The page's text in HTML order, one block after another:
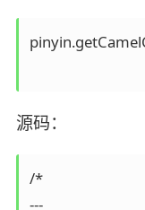
源码：
/*
---
description: Pinyin, to get chinese pinyin from chinese.
license: MIT-style
authors: Bill Lue
requires:
  core/1.2.1: '*'
provides: [Pinyin]
...
*/
//(function( window, undefined ){
// var Pinyin = new Class({
var pinyin = (function (){
  var Pinyin = function (ops){
    this.initialize(ops);
  },
  options = {
    checkPolyphone: false,
    charcase: 'default'
  };
  Pinyin.fn = Pinyin.prototype = {
    init: function (ops){
      this.options = extend(options, ops);
    },
    initialize: function(ops){
      this.init(ops);
      this.char_dict = "YDYQSXMWZSSXJBYMGCCZQPSSQBYCDSCDQLDYLYBSSJGYZZJJFKCCLZDHWDWZJLJPFYYNWJJTMYHZWZHFLZPPQHGSCYYYNJQYXXGJHHSDSJNKKTMOMLCRXYPSNQSECCQZGGLLYJLMYZZSECYKYYHQWJSSGGYXYZYJWWKDJHYCHMYXJTLXJYQBYXZLDWRDJRWYSRLDZJPCBZJJBRCFTLECZSTZFXXZHTRQHYBDLYCZSSYMMRFMYQZPWWJJYFCRWFDFZQPYDDWYXKYJAWJFFXYPSFTZYHHYZYSWCJYXSCLCXXWZZXNBGNNXBXLZSZSBSGPYSYZDHMDZBQBZCWDZZYYTZHBTSYYBZGNTNXQYWQSKBPHHLXGYBFMJEBJHHGQTJCYSXSTKZHLYCKGLYSMZXYALMELDCCXGZYRJXSDLTYZCQKCNNJWHJTZZCQLJSTSTBNXBTYXCEQXGKWJYFLZQLYHYXSPSFXLMPBYSXXXYDJCZYLLLSJXFHJXPJBTFFYABYXBHZZBJYZLWLCZGGBTSSMDTJZXPTHYQTGLJSCQFZKJZJQNLZWLSLHDZBWJNCJZYZSQQYCQYRZCJJWYBRTWPYFTWEXCSKDZCTBZHYZZYYJXZCFFZZMJYXXSDZZOTTBZLQWFCKSZSXFYRLNYJMBDTHJXSQQCCSBXYYTSYFBXDZTGBCNSLCYZZPSAZYZZSCJCSHZQYDXLBPJLLMQXTYDZXSQJTZPXLCGLQTZWJBHCTSYJSFXYEJJTLBGXSXJMYJQQPFZASYJNTYDJXKJCDJSZCBARTDCLYJQMWNQNCLLLKBYBZZSYHQQLTWLCCXTXLLZNTYLNEWYZYXCZXXGRKRMTCNDNJTSYYSSDQDGHSDBJGHRWRQLYBGLXHLGTGXBQJDZPYJSJYJCTMRNYMGRZJCZGJMZMGXMPRYXKJNYMSGMZJYMKMFXMLDTGFBHCJHKYLPFMDXLQJJSMTQGZSJLQDLDGJYCALCMZCSDJLLNXDJFFFFJCZFMZFFPFKHKGDPSXKTACJDHHZDDCRRCFQYJKQCCWJDXHWJLYLLZGCFCQDSMLZPBJJPLSBCJGGDCKKDEZSQCCKJGCGKDJTJDLZYCXKLQSCGJCLTFPCQCZGWPJDQYZJJBYJHSJDZWGFSJGZKQCCZLLPSPKJGQJHZZLJPLGJGJJTHJJYJZCZMLZLYQBGJWMLJKXZDZNJQSYZMLJLLJKYWXMKJLHSKJGBMCLYYMKXJQLBMLLKMDXXKWYXYSLMLPSJQQJQXYXFJTJDXMXXLLCXQBSYJBGWYMBGGBCYXPJYGPEPFGDJGBHBNSQJYZJKJKHXQFGQZKFHYGKHDKLLSDJQXPQYKYBNQSXQNSZSWHBSXWHXWBZZXDMNSJBSBKBBZKLYLXGWXDRWYQZMYWSJQLCJXXJXKJEQXSCYETLZHLYYYSDZPAQYZCMTLSHTZCFYZYXYLJSDCJQAGYSLCQLYYYSHMRQQKLDXZSCSSSYDYCJYSFSJBFRSSZQSBXXPXJYSDRCKGJLGDKZJZBDKTCSYQPYHSTCLDJDHMXMCGXYZHJDDTMHLTXZXYLYMOHYJCLTYFBQQXPFBDFHHTKSQHZYYWCNXXCRWHOWGYJLEGWDQCWGFJYCSNTMYTOLBYGWQWESJPWNMLRYDZSZTXYQPZGCWXHNGPYXSHMYQJXZTDPPBFYHZHTJYFDZWKGKZBLDNTSXHQEEGZZYLZMMZYJZGXZXKHKSTXNXXWYLYAPSTHXDWHZYMPXAGKYDXBHNHXKDPJNMYHYLPMGOCSLNZHKXXLPZZLBMLSFBHHGYGYYGGBHSCYAQTYWLXTZQCEZYDQDQMMHTKLLSZHLSJZWFYHQSWSCWLQAZYNYTLSXTHAZNKZZSZZLAXXZWWCTGQQTDDYZTCCHYQZFLXPSLZYGPZSZNGLNDQTBDLXGTCTAJDKYWNSYZLJHHZZCWNYYZYWMHYCHHYXHJKZWSXHZYXLYSKQYSPSLYZWMYPPKBYGLKZHTYXAXQSYSHXASMCHKDSCRSWJPWXSGZJLWWSCHSJHSQNHCSEGNDAQTBAALZZMSSTDQJCJKTSCJAXPLGGXHHGXXZCXPDMMHLDGTYBYSJMXHMRCPXXJZCKZXSHMLQXXTTHXWZFKHCCZDYTCJYXQHLXDHYPJQXYLSYYDZOZJNYXQEZYSQYAYXWYPDGXDDXSPPYZNDLTWRHXYDXZZJHTCXMCZLHPYYYYMHZLLHNXMYLLLMDCPPXHMXDKYCYRDLTXJCHHZZXZLCCLYLNZSHZJZZLNNRLWHYQSNJHXYNTTTKYJPYCHHYEGKCTTWLGQRLGGTGTYGYHPYHYLQYQGCWYQKPYYYTTTTLHYHLLTYTTSPLKYZXGZWGPYDSSZZDQXSKCQNMJJZZBXYQMJRTFFBTKHZKBXLJJKDXJTLBWFZPPTKQTZTGPDGNTPJYFALQMKGXBDCLZFHZCLLLLADPMXDJHLCCLGYHDZFGYDDGCYYFGYDXKSSEBDHYKDKDKHNAXXYBPBYYHXZQGAFFQYJXDMLJCSQZLLPCHBSXGJYNDYBYQSPZWJLZKSDDTACTBXZDYZYPJZQSJNKKTKNJDJGYYPGTLFYQKASDNTCYHBLWDZHBBYDWJRYGKZYHEYYFJMSDTYFZJJHGCXPLXHLDWXXJKYTCYKSSSMTWCTTQZLPBSZDZWZXGZAGYKTYWXLHLSPBCLLOQMMZSSLCMBJCSZZKYDCZJGQQDSMCYTZQQLWZQZXSSFPTTFQMDDZDSHDTDWFHTDYZJYQJQKYPBDJYYXTLJHDRQXXXHAYDHRJLKLYTWHLLRLLRCXYLBWSRSZZSYMKZZHHKYHXKSMDSYDYCJPBZBSQLFCXXXNXKXWYWSDZYQOGGQMMYHCDZTTFJYYBGSTTTYBYKJDHKYXBELHTYPJQNFXFDYKZHQKZBYJTZBXHFDXKDASWTAWAJLDYJSFHBLDNNTNQJTJNCHXFJSRFWHZFMDRYJYJWZPDJKZYJYMPCYZNYNXFBYTFYFWYGDBNZZZDNYTXZEMMQBSQEHXFZMBMFLZZSRXYMJGSXWZJSPRYDJSJGXHJJGLJJYNZZJXHGXKYMLPYYYCXYTWQZSWHWLYRJLPXSLSXMFSWWKLCTNXNYNPSJSZHDZEPTXMYYWXYYSYWLXJQZQXZDCLEEELMCPJPCLWBXSQHFWWTFFJTNQJHJQDXHWLBYZNFJLALKYYJLDXHHYCSTYYWNRJYXYWTRMDRQHWQCMFJDYZMHMYYXJWMYZQZXTLMRSPWWCHAQBXYGZYPXYYRRCLMPYMGKSJSZYSRMYJSNXTPLNBAPPYPYLXYYZKYNLDZYJZCZNNLMZHHARQMPGWQTZMXXMLLHGDZXYHXKYXYCJMFFYYHJFSBSSQLXXNDYCANNMTCJCYPRRNYTYQNYYMBMSXNDLYLYSLJRLXYSXQMLLYZLZJJJKYZZCSFBZXXMSTBJGNXYZHLXNMCWSCYZYFZLXBRNNNYLBNRTGZQYSATSWRYHYJZMZDHZGZDWYBSSCSKXSYHYTXXGCQGXZZSHYXJSCRHMKKBXCZJYJYMKQHZJFNBHMQHYSNJNZYBKNQMCLGQHWLZNZSWXKHLJHYYBQLBFCDSXDLDSPFZPSKJYZWZXZDDXJSMMEGJSCSSMGCLXXKYYYLNYPWWWGYDKZJGGGZGGSYCKNJWNJPCXBJJTQTJWDSSPJXZXNZXUMELPXFSXTLLXCLJXJJLJZXCTPSWXLYDHLYQRWHSYCSQYYBYAYWJJJQFWQCQQCJQGXALDBZZYJGKGXPLTZYFXJLTPADKYQHPMATLCPDCKBMTXYBHKLENXDLEEGQDYMSAWHZMLJTWYGXLYQZLJEEYYBQQFFNLYXRDSCTGJGXYYNKLLYQKCCTLHJLQMKKZGCYYGLLLJDZGYDHZWXPYSJBZKDZGYZZHYWYFQYTYZSZYEZZLYMHJJHTSMQWYZLKYYWZCSRKQYTLTDXWCTYJKLWSQZWBDCQYNCJSRSZJLKCDCDTLZZZACQQZZDDXYPLXZBQJYLZLLLQDDZQJYJYJZYXNYYYNYJXKXDAZWYRDLJYYYRJLXLLDYXJCYWYWNQCCLDDNYYYNYCKCZHXXCCLGZQJGKWPPCQQJYSBZZXYJSQPXJPZBSBDSFNSFPZXHDWZTDWPPTFLZZBZDMYYPQJRSDZSQZSQXBDGCPZSWDWCSQZGMDHZXMWWFYBPDGPHTMJTHZSMMBGZMBZJCFZWFZBBZMQCFMBDMCJXLGPNJBBXGYHYYJGPTZGZMQBQTCGYXJXLWZKYDPDYMGCFTPFXYZTZXDZXTGKMTYBBCLBJASKYTSSQYYMSZXFJEWLXLLSZBQJJJAKLYLXLYCCTSXMCWFKKKBSXLLLLJYXTYLTJYYTDPJHNHNNKBYQNFQYYZBYYESSESSGDYHFHWTCJBSDZZTFDMXHCNJZYMQWSRYJDZJQPDQBBSTJGGFBKJBXTGQHNGWJXJGDLLTHZHHYYYYYYSXWTYYYCCBDBPYPZYCCZYJPZYWCBDLFWZCWJDXXHYHLHWZZXJTCZLCDPXUJCZZZLYXJJTXPHFXWPYWXZPTDZZBDZCYHJHMLXBQXSBYLRDTGJRRCTTTHYTCZWMXFYTWWZCWJWXJYWCSKYBZSCCTZQNHXNWXXKHKFHTSWOCCJYBCMPZZYKBNNZPBZHHZDLSYDDYTYFJPXYNGFXBYQXCBHXCPSXTYZDMKYSNXSXLHKMZXLYHDHKWHXXSSKQYHHCJYXGLHZXCSNHEKDTGZXQYPKDHEXTYKCNYMYYYPKQYYYKXZLTHJQTBYQHXBMYHSQCKWWYLLHCYYLNNEQXQWMCFBDCCMLJGGXDQKTLXKGNQCDGZJWYJJLYHHQTTTNWCHMXCXWHWSZJYDJCCDBQCDGDNYXZTHCQRXCBHZTQCBXWGQWYYBXHMBYMYQTYEXMQKYAQYRGYZSLFYKKQHYSSQYSHJGJCNXKZYCXSBXYXHYYLSTYCXQTHYSMGSCPMMGCCCCCMTZTASMGQZJHKLOSQYLSWTMXSYQKDZLJQQYPLSYCZTCQQPBBQJZCLPKHQZYYXXDTDDTSJCXFFLLCHQXMJLWCJCXTSPYCXNDTJSHJWXDQQJSKXYAMYLSJHMLALYKXCYYDMNMDQMXMCZNNCYBZKKYFLMCHCMLHXRCJJHSYLNMTJZGZGYWJXSRXCWJGJQHQZDQJDCJJZKJKGDZQGJJYJYLXZXXCDQHHHEYTMHLFSBDJSYYSHFYSTCZQLPBDRFRZTZYKYWHSZYQKWDQZRKMSYNBCRXQBJYFAZPZZEDZCJYWBCJWHYJBQSZYWRYSZPTDKZPFPBNZTKLQYHBBZPNPPTYZZYBQNYDCPJMMCYCQMCYFZZDCMNLFPBPLNGQJTBTTNJZPZBBZNJKLJQYLNBZQHKSJZNGGQSZZKYXSHPZSNBCGZKDDZQANZHJKDRTLZLSWJLJZLYWTJNDJZJHXYAYNCBGTZCSSQMNJPJYTYSWXZFKWJQTKHTZPLBHSNJZSYZBWZZZZLSYLSBJHDWWQPSLMMFBJDWAQYZTCJTBNNWZXQXCDSLQGDSDPDZHJTQQPSWLYYJZLGYXYZLCTCBJTKTYCZJTQKBSJLGMGZDMCSGPYNJZYQYYKNXRPWSZXMTNCSZZYXYBYHYZAXYWQCJTLLCKJJTJHGDXDXYQYZZBYWDLWQCGLZGJGQRQZCZSSBCRPCSKYDZNXJSQGXSSJMYDNSTZTPBDLTKZWXQWQTZEXNQCZGWEZKSSBYBRTSSSLCCGBPSZQSZLCCGLLLZXHZQTHCZMQGYZQZNMCOCSZJMMZSQPJYGQLJYJPPLDXRGZYXCCSXHSHGTZNLZWZKJCXTCFCJXLBMQBCZZWPQDNHXLJCTHYZLGYLNLSZZPCXDSCQQHJQKSXZPBAJYEMSMJTZDXLCJYRYYNWJBNGZZTMJXLTBSLYRZPYLSSCNXPHLLHYLLQQZQLXYMRSYCXZLMMCZLTZSDWTJJLLNZGGQXPFSKYGYGHBFZPDKMWGHCXMSGDXJMCJZDYCABXJDLNBCDQYGSKYDQTXDJJYXMSZQAZDZFSLQXYJSJZYLBTXXWXQQZBJZUFBBLYLWDSLJHXJYZJWTDJCZFQZQZZDZSXZZQLZCDZFJHYSPYMPQZMLPPLFFXJJNZZYLSJEYQZFPFZKSYWJJJHRDJZZXTXXGLGHYDXCSKYSWMMZCWYBAZBJKSHFHJCXMHFQHYXXYZFTSJYZFXYXPZLCHMZMBXHZZSXYFYMNCWDABAZLXKTCSHHXKXJJZJSTHYGXSXYYHHHJWXKZXSSBZZWHHHCWTZZZPJXSNXQQJGZYZYWLLCWXZFXXYXYHXMKYYSWSQMNLNAYCYSPMJKHWCQHYLAJJMZXHMMCNZHBHXCLXTJPLTXYJHDYYLTTXFSZHYXXSJBJYAYRSMXYPLCKDUYHLXRLNLLSTYZYYQYGYHHSCCSMZCTZQXKYQFPYYRPFFLKQUNTSZLLZMWWTCQQYZWTLLMLMPWMBZSSTZRBPDDTLQJJBXZCSRZQQYGWCSXFWZLXCCRSZDZMCYGGDZQSGTJSWLJMYMMZYHFBJDGYXCCPSHXNZCSBSJYJGJMPPWAFFYFNXHYZXZYLREMZGZCYZSSZDLLJCSQFNXZKPTXZGXJJGFMYYYSNBTYLBNLHPFZDCYFBMGQRRSSSZXYSGTZRNYDZZCDGPJAFJFZKNZBLCZSZPSGCYCJSZLMLRSZBZZLDLSLLYSXSQZQLYXZLSKKBRXBRBZCYCXZZZEEYFGKLZLYYHGZSGZLFJHGTGWKRAAJYZKZQTSSHJJXDCYZUYJLZYRZDQQHGJZXSSZBYKJPBFRTJXLLFQWJHYLQTYMBLPZDXTZYGBDHZZRBGXHWNJTJXLKSCFSMWLSDQYSJTXKZSCFWJLBXFTZLLJZLLQBLSQMQQCGCZFPBPHZCZJLPYYGGDTGWDCFCZQYYYQYSSCLXZSKLZZZGFFCQNWGLHQYZJJCZLQZZYJPJZZBPDCCMHJGXDQDGDLZQMFGPSYTSDYFWWDJZJYSXYYCZCYHZWPBYKXRYLYBHKJKSFXTZJMMCKHLLTNYYMSYXYZPYJQYCSYCWMTJJKQYRHLLQXPSGTLYYCLJSCPXJYZFNMLRGJJTYZBXYZMSJYJHHFZQMSYXRSZCWTLRTQZSSTKXGQKGSPTGCZNJSJCQCXHMXGGZTQYDJKZDLBZSXJLHYQGGGTHQSZPYHJHHGYYGKGGCWJZZYLCZLXQSFTGZSLLLMLJSKCTBLLZZSZMMNYTPZSXQHJCJYQXYZXZQZCPSHKZZYSXCDFGMWQRLLQXRFZTLYSTCTMJCXJJXHJNXTNRZTZFQYHQGLLGCXSZSJDJLJCYDSJTLNYXHSZXCGJZYQPYLFHDJSBPCCZHJJJQZJQDYBSSLLCMYTTMQTBHJQNNYGKYRQYQMZGCJKPDCGMYZHQLLSLLCLMHOLZGDYYFZSLJCQZLYLZQJESHNYLLJXGJXLYSYYYXNBZLJSSZCQQCJYLLZLTJYLLZLLBNYLGQCHXYYXOXCXQKYJXXXYKLXSXXYQXCYKQXQCSGYXXYQXYGYTQOHXHXPYXXXULCYEYCHZZCBWQBBWJQZSCSZSSLZYLKDESJZWMYMCYTSDSXXSCJPQQSQYLYYZYCMDJDZYWCBTJSYDJKCYDDJLBDJJSODZYSYXQQYXDHHGQQYQHDYXWGMMMAJDYBBBPPBCMUUPLJZSMTXERXJMHQNUTPJDCBSSMSSSTKJTSSMMTRCPLZSZMLQDSDMJMQPNQDXCFYNBFSDQXYXHYAYKQYDDLQYYYSSZBYDSLNTFQTZQPZMCHDHCZCWFDXTMYQSPHQYYXSRGJCWTJTZZQMGWJJTJHTQJBBHWZPXXHYQFXXQYWYYHYSCDYDHHQMNMTMWCPBSZPPZZGLMZFOLLCFWHMMSJZTTDHZZYFFYTZZGZYSKYJXQYJZQBHMBZZLYGHGFMSHPZFZSNCLPBQSNJXZSLXXFPMTYJYGBXLLDLXPZJYZJYHHZCYWHJYLSJEXFSZZYWXKZJLUYDTMLYMQJPWXYHXSKTQJEZRPXXZHHMHWQPWQLYJJQJJZSZCPHJLCHHNXJLQWZJHBMZYXBDHHYPZLHLHLGFWLCHYYTLHJXCJMSCPXSTKPNHQXSRTYXXTESYJCTLSSLSTDLLLWWYHDHRJZSFGXTSYCZYNYHTDHWJSLHTZDQDJZXXQHGYLTZPHCSQFCLNJTCLZPFSTPDYNYLGMJLLYCQHYSSHCHYLHQYQTMZYPBYWRFQYKQSYSLZDQJMPXYYSSRHZJNYWTQDFZBWWTWWRXCWHGYHXMKMYYYQMSMZHNGCEPMLQQMTCWCTMMPXJPJJHFXYYZSXZHTYBMSTSYJTTQQQYYLHYNPYQZLCYZHZWSMYLKFJXLWGXYPJYTYSYXYMZCKTTWLKSMZSYLMPWLZWXWQZSSAQSYXYRHSSNTSRAPXCPWCMGDXHXZDZYFJHGZTTSBJHGYZSZYSMYCLLLXBTYXHBBZJKSSDMALXHYCFYGMQYPJYCQXJLLLJGSLZGQLYCJCCZOTYXMTMTTLLWTGPXYMZMKLPSZZZXHKQYSXCTYJZYHXSHYXZKXLZWPSQPYHJWPJPWXQQYLXSDHMRSLZZYZWTTCYXYSZZSHBSCCSTPLWSSCJCHNLCGCHSSPHYLHFHHXJSXYLLNYLSZDHZXYLSXLWZYKCLDYAXZCMDDYSPJTQJZLNWQPSSSWCTSTSZLBLNXSMNYYMJQBQHRZWTYYDCHQLXKPZWBGQYBKFCMZWPZLLYYLSZYDWHXPSBCMLJBSCGBHXLQHYRLJXYSWXWXZSLDFHLSLYNJLZYFLYJYCDRJLFSYZFSLLCQYQFGJYHYXZLYLMSTDJCYHBZLLNWLXXYGYYHSMGDHXXHHLZZJZXCZZZCYQZFNGWPYLCPKPYYPMCLQKDGXZGGWQBDXZZKZFBXXLZXJTPJPTTBYTSZZDWSLCHZHSLTYXHQLHYXXXYYZYSWTXZKHLXZXZPYHGCHKCFSYHUTJRLXFJXPTZTWHPLYXFCRHXSHXKYXXYHZQDXQWULHYHMJTBFLKHTXCWHJFWJCFPQRYQXCYYYQYGRPYWSGSUNGWCHKZDXYFLXXHJJBYZWTSXXNCYJJYMSWZJQRMHXZWFQSYLZJZGBHYNSLBGTTCSYBYXXWXYHXYYXNSQYXMQYWRGYQLXBBZLJSYLPSYTJZYHYZAWLRORJMKSCZJXXXYXCHDYXRYXXJDTSQFXLYLTSFFYXLMTYJMJUYYYXLTZCSXQZQHZXLYYXZHDNBRXXXJCTYHLBRLMBRLLAXKYLLLJLYXXLYCRYLCJTGJCMTLZLLCYZZPZPCYAWHJJFYBDYYZSMPCKZDQYQPBPCJPDCYZMDPBCYYDYCNNPLMTMLRMFMMGWYZBSJGYGSMZQQQZTXMKQWGXLLPJGZBQCDJJJFPKJKCXBLJMSWMDTQJXLDLPPBXCWRCQFBFQJCZAHZGMYKPHYYHZYKNDKZMBPJYXPXYHLFPNYYGXJDB